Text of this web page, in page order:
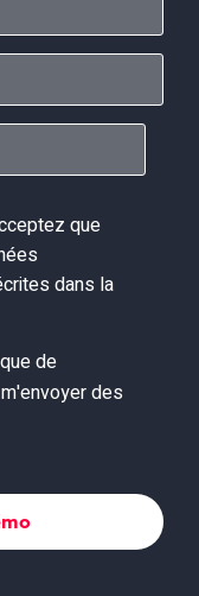
que
dans la
de
des